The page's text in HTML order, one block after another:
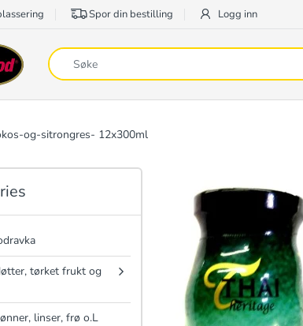
Spor din bestilling Logg inn
og-sitrongres- 12x300ml
tørket frukt og
linser, frø o.L